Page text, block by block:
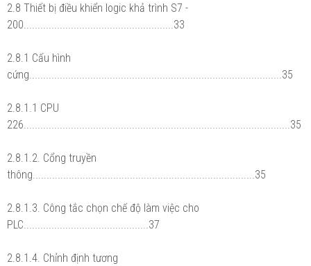
2.8 Thiết bị điều khiển logic khả trình S7 -
200......................................................33
2.8.1 Cấu hình
cứng...........................................................................................35
2.8.1.1 CPU
226................................................................................................35
2.8.1.2. Cổng truyền
thông................................................................................35
2.8.1.3. Công tắc chọn chế độ làm việc cho
PLC.............................................37
2.8.1.4. Chỉnh định tương